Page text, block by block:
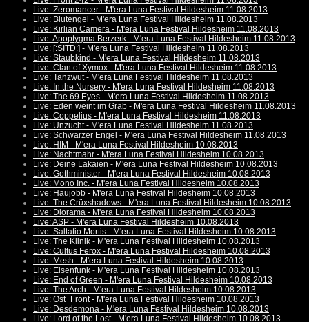
Live: Zeromancer - M'era Luna Festival Hildesheim 11.08.2013
Live: Blutengel - M'era Luna Festival Hildesheim 11.08.2013
Live: Kirlian Camera - M'era Luna Festival Hildesheim 11.08.2013
Live: Apoptygma Berzerk - M'era Luna Festival Hildesheim 11.08.2013
Live: [:SITD:] - M'era Luna Festival Hildesheim 11.08.2013
Live: Staubkind - M'era Luna Festival Hildesheim 11.08.2013
Live: Clan of Xymox - M'era Luna Festival Hildesheim 11.08.2013
Live: Tanzwut - M'era Luna Festival Hildesheim 11.08.2013
Live: In the Nursery - M'era Luna Festival Hildesheim 11.08.2013
Live: The 69 Eyes - M'era Luna Festival Hildesheim 11.08.2013
Live: Eden weint im Grab - M'era Luna Festival Hildesheim 11.08.2013
Live: Coppelius - M'era Luna Festival Hildesheim 11.08.2013
Live: Unzucht - M'era Luna Festival Hildesheim 11.08.2013
Live: Schwarzer Engel - M'era Luna Festival Hildesheim 11.08.2013
Live: HIM - M'era Luna Festival Hildesheim 10.08.2013
Live: Nachtmahr - M'era Luna Festival Hildesheim 10.08.2013
Live: Deine Lakaien - M'era Luna Festival Hildesheim 10.08.2013
Live: Gothminister - M'era Luna Festival Hildesheim 10.08.2013
Live: Mono Inc. - M'era Luna Festival Hildesheim 10.08.2013
Live: Haujobb - M'era Luna Festival Hildesheim 10.08.2013
Live: The Crüxshadows - M'era Luna Festival Hildesheim 10.08.2013
Live: Diorama - M'era Luna Festival Hildesheim 10.08.2013
Live: ASP - M'era Luna Festival Hildesheim 10.08.2013
Live: Saltatio Mortis - M'era Luna Festival Hildesheim 10.08.2013
Live: The Klinik - M'era Luna Festival Hildesheim 10.08.2013
Live: Cultus Ferox - M'era Luna Festival Hildesheim 10.08.2013
Live: Mesh - M'era Luna Festival Hildesheim 10.08.2013
Live: Eisenfunk - M'era Luna Festival Hildesheim 10.08.2013
Live: End of Green - M'era Luna Festival Hildesheim 10.08.2013
Live: The Arch - M'era Luna Festival Hildesheim 10.08.2013
Live: Ost+Front - M'era Luna Festival Hildesheim 10.08.2013
Live: Desdemona - M'era Luna Festival Hildesheim 10.08.2013
Live: Lord of the Lost - M'era Luna Festival Hildesheim 10.08.2013